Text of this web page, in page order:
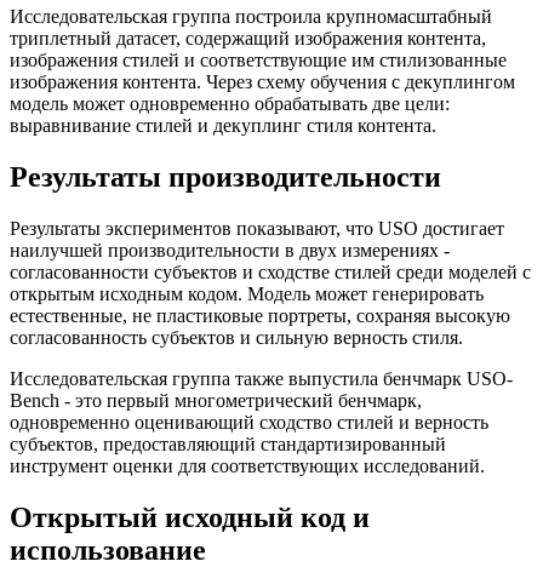
Исследовательская группа построила крупномасштабный
триплетный датасет, содержащий изображения контента,
изображения стилей и соответствующие им стилизованные
изображения контента. Через схему обучения с декуплингом
модель может одновременно обрабатывать две цели:
выравнивание стилей и декуплинг стиля контента.
Результаты производительности
Результаты экспериментов показывают, что USO достигает
наилучшей производительности в двух измерениях -
согласованности субъектов и сходстве стилей среди моделей с
открытым исходным кодом. Модель может генерировать
естественные, не пластиковые портреты, сохраняя высокую
согласованность субъектов и сильную верность стиля.
Исследовательская группа также выпустила бенчмарк USO-
Bench - это первый многометрический бенчмарк,
одновременно оценивающий сходство стилей и верность
субъектов, предоставляющий стандартизированный
инструмент оценки для соответствующих исследований.
Открытый исходный код и
использование